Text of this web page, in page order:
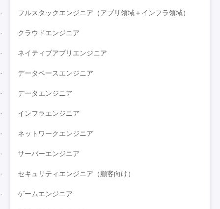
フルスタックエンジニア（アプリ領域＋インフラ領域）
クラウドエンジニア
ネイティブアプリエンジニア
データベースエンジニア
データエンジニア
インフラエンジニア
ネットワークエンジニア
サーバーエンジニア
セキュリティエンジニア（顧客向け）
ゲームエンジニア